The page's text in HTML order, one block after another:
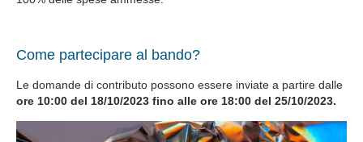
Come partecipare al bando?
Le domande di contributo possono essere inviate a partire dalle
ore 10:00 del 18/10/2023 fino alle ore 18:00 del 25/10/2023.